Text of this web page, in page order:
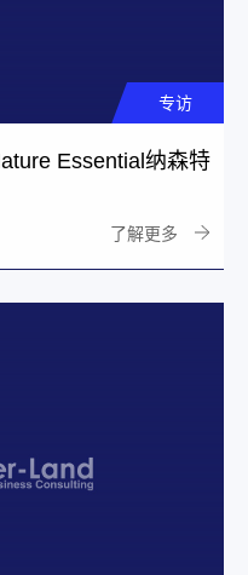
专访
Essential纳森特
了解更多